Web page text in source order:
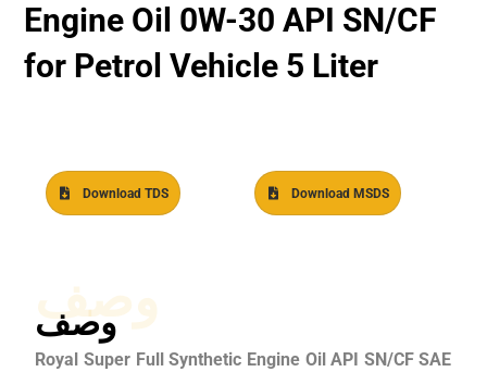
Engine Oil 0W-30 API SN/CF
for Petrol Vehicle 5 Liter
Download TDS Download MSDS
وصف
وصف
Royal Super Full Synthetic Engine Oil API SN/CF SAE